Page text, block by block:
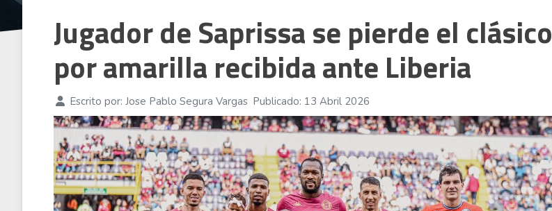
Jugador de Saprissa se pierde el clásico
por amarilla recibida ante Liberia
Escrito por: Jose Pablo Segura Vargas Publicado: 13 Abril 2026